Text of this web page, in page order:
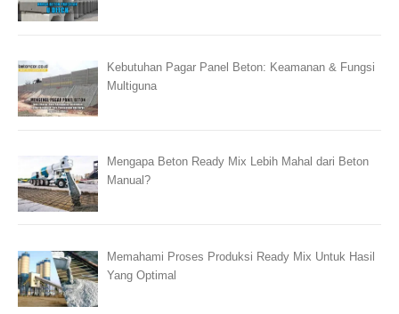
Kebutuhan Pagar Panel Beton: Keamanan & Fungsi
Multiguna
Mengapa Beton Ready Mix Lebih Mahal dari Beton
Manual?
Memahami Proses Produksi Ready Mix Untuk Hasil
Yang Optimal